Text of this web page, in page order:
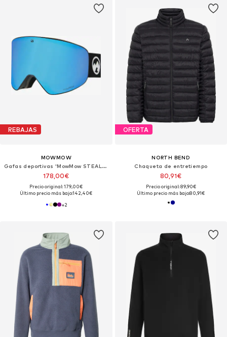
REBAJAS
MOWMOW
Gafas deportivas 'MowMow STEALTH Ski Goggles - Photochromic Lens - ECO: Bioresin Frame & Recycled - UV400 - Unisex'
178,00€
Precio original: 179,00€
Último precio más bajo:142,40€
+2
OFERTA
NORTH BEND
Chaqueta de entretiempo
80,91€
Precio original: 89,90€
Último precio más bajo:80,91€